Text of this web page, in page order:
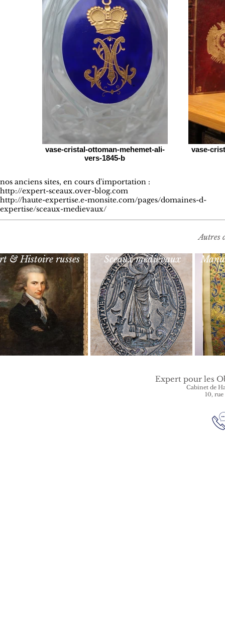
vase-cristal-ottoman-mehemet-ali-
vers-1845-b
vase-
nos anciens sites, en cours d'importation :
http://expert-sceaux.over-blog.com
http://haute-expertise.e-monsite.com/pages/domaines-d-
expertise/sceaux-medievaux/
Expert pour les
Cabinet de
10,
Autres
& Histoire russes Sceaux médiévaux